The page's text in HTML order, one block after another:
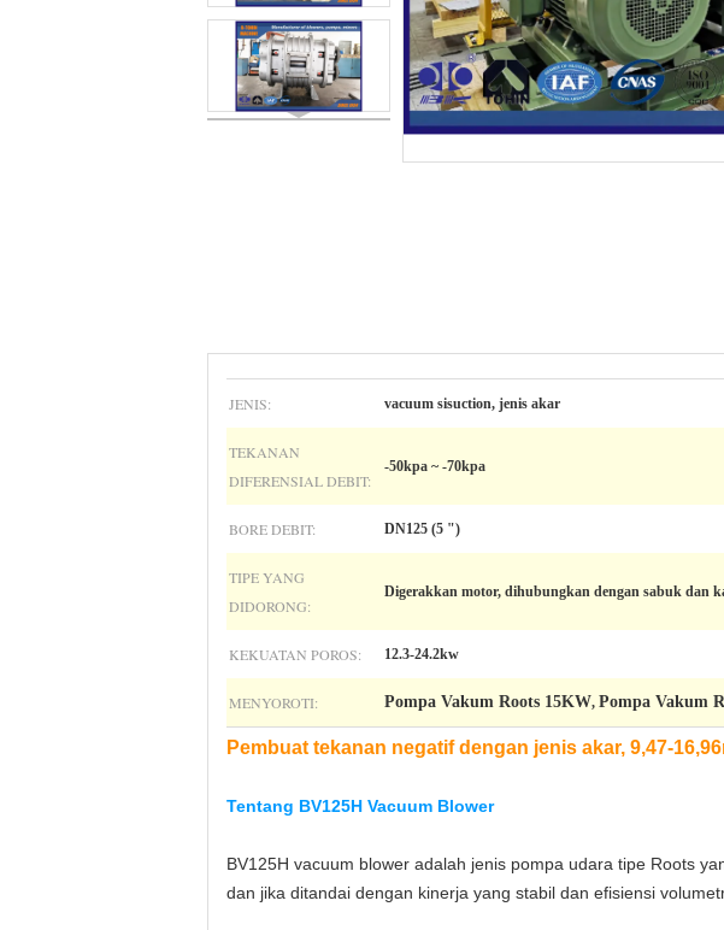
JENIS: vacuum sisuction, jenis akar
TEKANAN
DIFERENSIAL DEBIT:
-50kpa ~ -70kpa
BORE DEBIT: DN125 (5 ")
TIPE YANG
DIDORONG:
Digerakkan motor, dihubungkan dengan sabuk dan
KEKUATAN POROS: 12.3-24.2kw
MENYOROTI: Pompa Vakum Roots 15KW, Pompa Vakum
Pembuat tekanan negatif dengan jenis akar, 9,47-
Tentang BV125H Vacuum Blower
BV125H vacuum blower adalah jenis pompa udara tipe Roots
dan jika ditandai dengan kinerja yang stabil dan efisiensi